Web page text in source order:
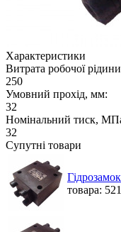
Характеристики
Витрата робочої
250
Умовний прохід, мм:
32
Номінальний тиск,
32
Супутні товари
товара: